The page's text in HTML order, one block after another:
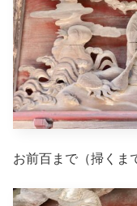
お前百まで（掃くま